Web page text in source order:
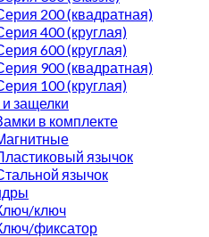
200 (квадратная)
400 (круглая)
600 (круглая)
900 (квадратная)
100 (круглая)
защелки
в комплекте
язычок
язычок
ключ
фиксатор